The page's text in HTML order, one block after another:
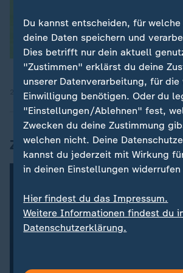
26.05.2025 | 7:09 min
Zahl des Tages
Du kannst entscheiden, für
deine Daten speichern und
Dies betrifft nur dein aktuell
"Zustimmen" erklärst du deine
unserer Datenverarbeitung, für die
Einwilligung benötigen. Oder du
"Einstellungen/Ablehnen" fest,
Zwecken du deine Zustimmung
welchen nicht. Deine
kannst du jederzeit mit Wirkung
in deinen Einstellungen
Hier findest du das Impressum.
Weitere Informationen findest du
Datenschutzerklärung.